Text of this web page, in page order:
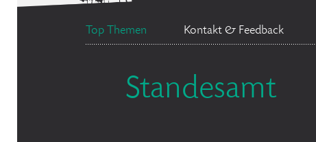
Top Themen Kontakt & Feedback
Standesamt